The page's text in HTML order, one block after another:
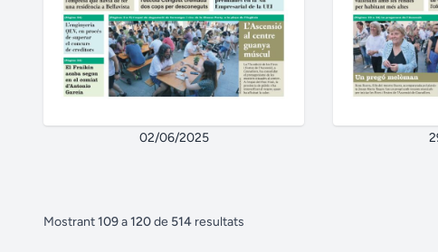
02/06/2025
Mostrant109a120de 514 resultats